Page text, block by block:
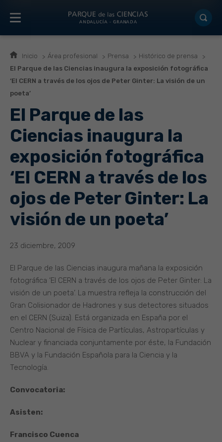
Inicio Área profesional Prensa
Histórico de prensa
El Parque de las Ciencias inaugura la exposición fotográfica
‘El CERN a través de los ojos de Peter Ginter: La visión de un
poeta’
El Parque de las
Ciencias inaugura la
exposición fotográfica
‘El CERN a través de los
ojos de Peter Ginter: La
visión de un poeta’
23 diciembre, 2009
El Parque de las Ciencias inaugura mañana la exposición
fotográfica ‘El CERN a través de los ojos de Peter Ginter: La
visión de un poeta’. La muestra refleja la construcción del
Gran Colisionador de Hadrones y sus detectores situados
en el CERN (Suiza). Está organizada en España por el
Centro Nacional de Física de Partículas, Astropartículas y
Nuclear y financiada conjuntamente por éste, la Fundación
BBVA y la Fundación Española para la Ciencia y la
Tecnología.
Convocatoria:
Asisten:
Francisco Cuenca